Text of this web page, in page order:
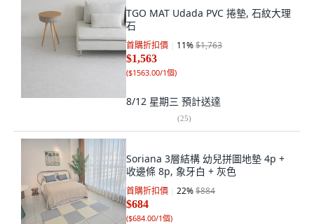
TGO MAT Udada PVC 捲墊, 石紋大理
石
首購折扣價 11%$1,763
$1,563
($1563.00/1個)
8/12 星期三 預計送達
(25)
Soriana 3層結構 幼兒拼圖地墊 4p +
收邊條 8p, 象牙白 + 灰色
首購折扣價 22%$884
$684
($684.00/1個)